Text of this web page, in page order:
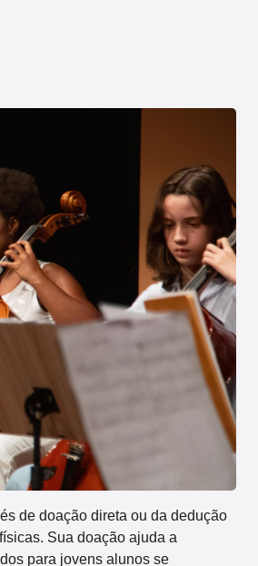
de doação direta ou da dedução
Sua doação ajuda a
para jovens alunos se